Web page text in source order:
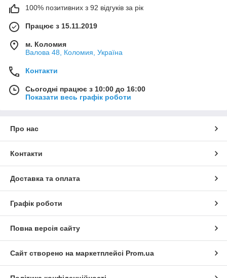
100% позитивних з 92 відгуків за рік
Працює з 15.11.2019
м. Коломия
Валова 48, Коломия, Україна
Контакти
Сьогодні працює з 10:00 до 16:00
Показати весь графік роботи
Про нас
Контакти
Доставка та оплата
Графік роботи
Повна версія сайту
Сайт створено на маркетплейсі Prom.ua